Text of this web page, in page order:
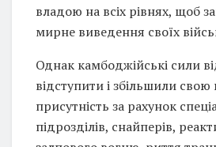
владою на всіх рівнях, щоб
мирне виведення своїх
Однак камбоджійські сили
відступити і збільшили свою
присутність за рахунок
підрозділів, снайперів,